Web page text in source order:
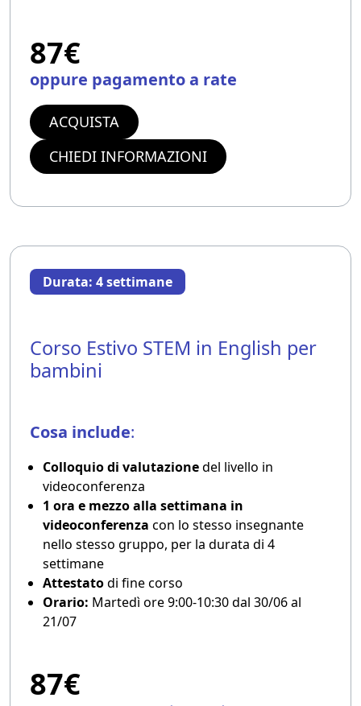
87€
oppure pagamento a rate
ACQUISTA
CHIEDI INFORMAZIONI
Durata: 4 settimane
Corso Estivo STEM in English per
bambini
Cosa include:
Colloquio di valutazionedel livello in
videoconferenza
1 ora e mezzo alla settimana in
videoconferenza con lo stesso insegnante
nello stesso gruppo, per la durata di 4
settimane
Attestatodi fine corso
Orario: Martedì ore 9:00-10:30 dal 30/06 al
21/07
87€